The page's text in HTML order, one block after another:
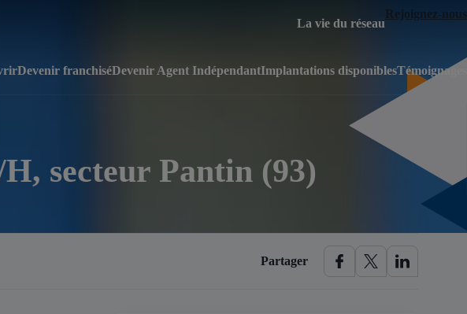
Devenir franchiséDevenir Agent IndépendantImplantations disponiblesTémoignages
La vie du réseau
Rejoignez-nous
secteur Pantin (93)
Partager